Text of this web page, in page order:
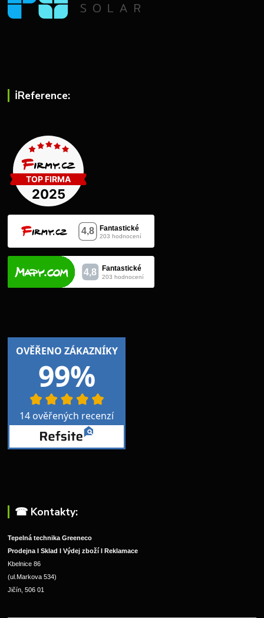
ℹ︎Reference:
☎︎ Kontakty:
Tepelná technika Greeneco
Prodejna I Sklad I Výdej zboží I Reklamace
Kbelnice 86
(ul.Markova 534)
Jičín, 506 01